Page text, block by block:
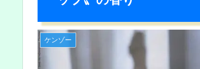
ケンゾー